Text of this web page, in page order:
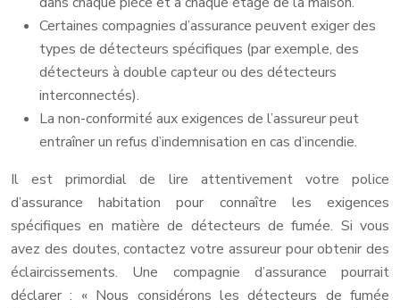
Certaines compagnies d’assurance peuvent exiger des
types de détecteurs spécifiques (par exemple, des
détecteurs à double capteur ou des détecteurs
interconnectés).
La non-conformité aux exigences de l’assureur peut
entraîner un refus d’indemnisation en cas d’incendie.
Il est primordial de lire attentivement votre police
d’assurance habitation pour connaître les exigences
spécifiques en matière de détecteurs de fumée. Si vous
avez des doutes, contactez votre assureur pour obtenir des
éclaircissements. Une compagnie d’assurance pourrait
déclarer : « Nous considérons les détecteurs de fumée